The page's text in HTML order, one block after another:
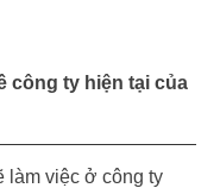
công ty hiện tại của
làm việc ở công ty